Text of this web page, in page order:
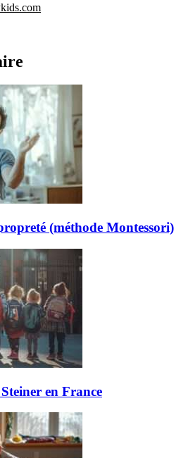
(méthode Montessori)
en France